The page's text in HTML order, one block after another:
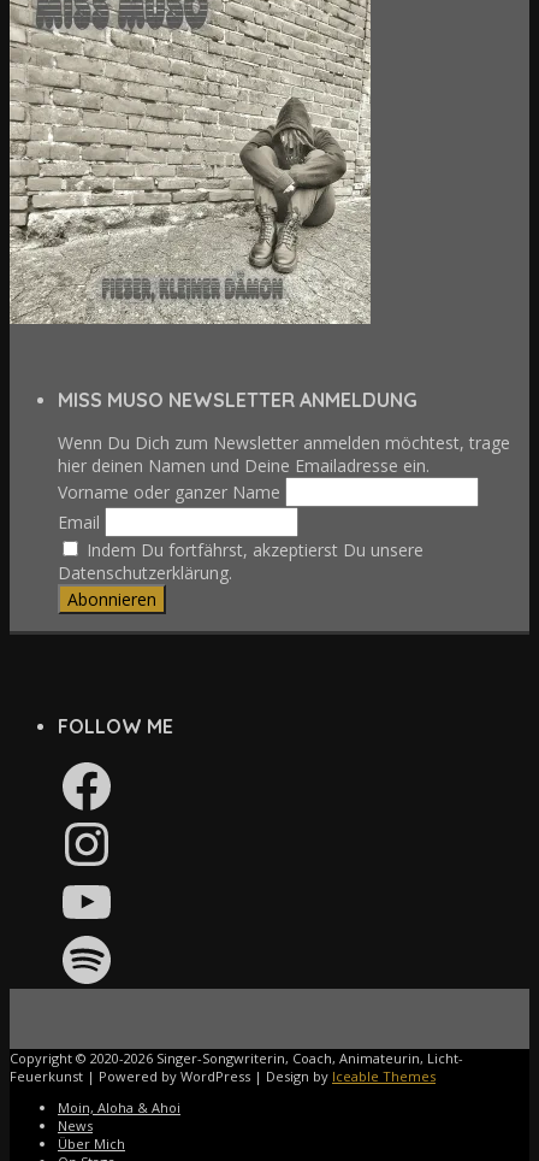
MISS MUSO NEWSLETTER ANMELDUNG
Wenn Du Dich zum Newsletter anmelden möchtest, trage
hier deinen Namen und Deine Emailadresse ein.
Vorname oder ganzer Name
Email
Indem Du fortfährst, akzeptierst Du unsere
Datenschutzerklärung.
FOLLOW ME
Facebook
Instagram
YouTube
Spotify
Copyright © 2020-2026 Singer-Songwriterin, Coach, Animateurin, Licht-
Feuerkunst | Powered by WordPress | Design by Iceable Themes
Moin, Aloha & Ahoi
News
Über Mich